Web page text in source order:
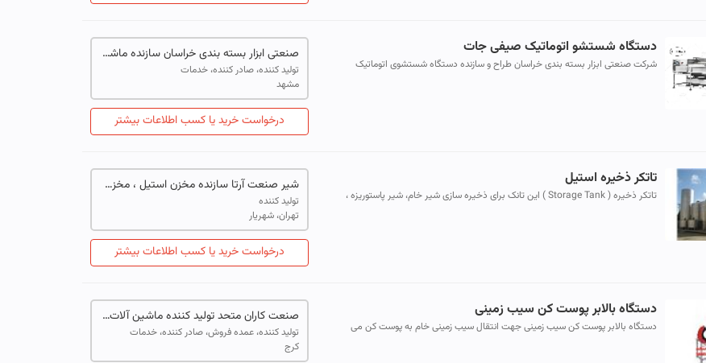
دستگاه شستشو اتوماتیک صیفی جات
شرکت صنعتی ابزار بسته بندی خراسان طراح و سازنده دستگاه شستشوی اتوماتیک
صنعتی ابزار بسته بندی خراسان سازنده ماشین آلات صنایع غذایی
تولید کننده، صادر کننده، خدمات
مشهد
درخواست خرید یا کسب اطلاعات بیشتر
تاتکر ذخیره استیل
تاتکر ذخیره ( Storage Tank ) این تانک برای ذخیره سازی شیر خام، شیر پاستوریزه ،
شیر صنعت آرتا سازنده مخزن استیل ، مخزن پروسس تانک ، میکسر هموژنایزر تحت خلاء و مخازن ذخیره آب
تولید کننده
تهران، شهریار
درخواست خرید یا کسب اطلاعات بیشتر
دستگاه بالابر پوست کن سیب زمینی
دستگاه بالابر پوست کن سیب زمینی جهت انتقال سیب زمینی خام به پوست کن می
صنعت کاران متحد تولید کننده ماشین آلات بسته بندی
تولید کننده، عمده فروش، صادر کننده، خدمات
کرج